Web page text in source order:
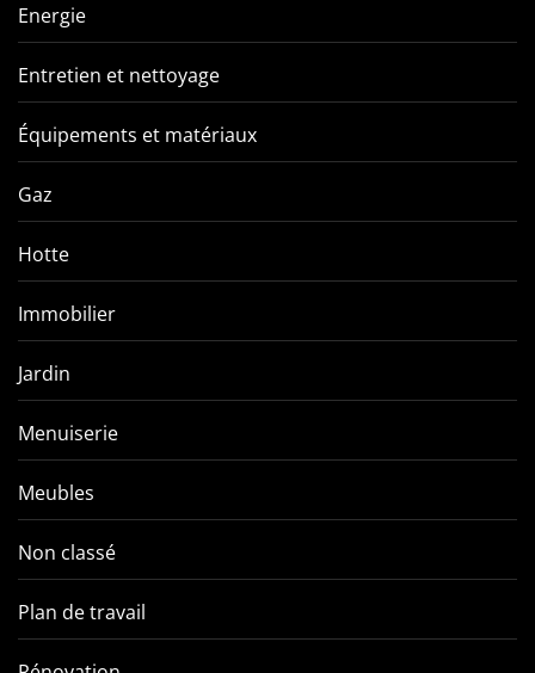
Energie
Entretien et nettoyage
Équipements et matériaux
Gaz
Hotte
Immobilier
Jardin
Menuiserie
Meubles
Non classé
Plan de travail